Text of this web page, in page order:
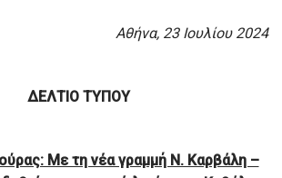
Αθήνα, 23 Ιουλίου 2024
ΔΕΛΤΙΟ ΤΥΠΟΥ
Με τη νέα γραμμή Ν. Καρβάλη –